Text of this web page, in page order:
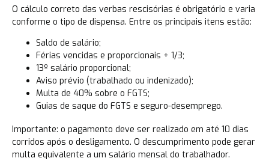
O cálculo correto das verbas rescisórias é obrigatório e varia
conforme o tipo de dispensa. Entre os principais itens estão:
Saldo de salário;
Férias vencidas e proporcionais + 1/3;
13º salário proporcional;
Aviso prévio (trabalhado ou indenizado);
Multa de 40% sobre o FGTS;
Guias de saque do FGTS e seguro-desemprego.
Importante: o pagamento deve ser realizado em até 10 dias
corridos após o desligamento. O descumprimento pode gerar
multa equivalente a um salário mensal do trabalhador.